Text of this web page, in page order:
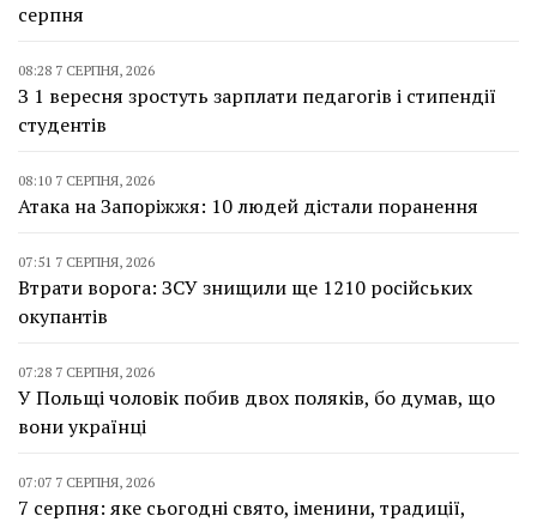
серпня
08:28 7 СЕРПНЯ, 2026
З 1 вересня зростуть зарплати педагогів і стипендії
студентів
08:10 7 СЕРПНЯ, 2026
Атака на Запоріжжя: 10 людей дістали поранення
07:51 7 СЕРПНЯ, 2026
Втрати ворога: ЗСУ знищили ще 1210 російських
окупантів
07:28 7 СЕРПНЯ, 2026
У Польщі чоловік побив двох поляків, бо думав, що
вони українці
07:07 7 СЕРПНЯ, 2026
7 серпня: яке сьогодні свято, іменини, традиції,